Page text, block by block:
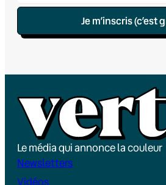
Je m’inscris (c’est
Le média qui annonce la couleur
Newsletters
Vidéos